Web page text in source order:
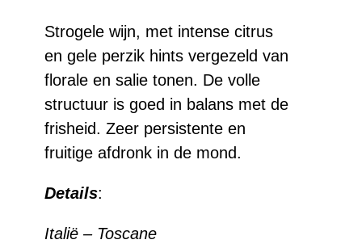
Strogele wijn, met intense citrus
en gele perzik hints vergezeld van
florale en salie tonen. De volle
structuur is goed in balans met de
frisheid. Zeer persistente en
fruitige afdronk in de mond.
Details:
Italië – Toscane